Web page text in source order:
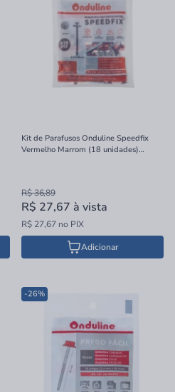
Kit de Parafusos Onduline Speedfix
Vermelho Marrom (18 unidades)
R$ 36,89
R$ 27,67 à vista
R$ 27,67 no PIX
Adicionar
-26%